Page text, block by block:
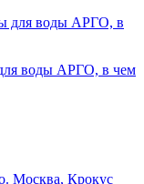
воды АРГО, в чем